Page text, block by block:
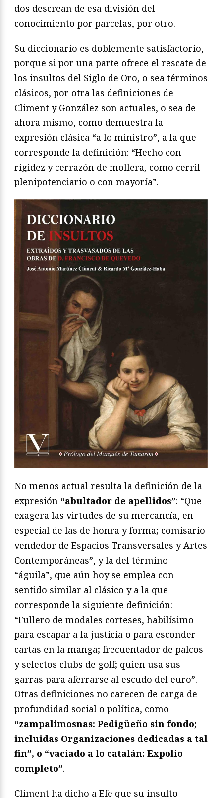
dos descrean de esa división del
conocimiento por parcelas, por otro.
Su diccionario es doblemente satisfactorio,
porque si por una parte ofrece el rescate de
los insultos del Siglo de Oro, o sea términos
clásicos, por otra las definiciones de
Climent y González son actuales, o sea de
ahora mismo, como demuestra la
expresión clásica “a lo ministro”, a la que
corresponde la definición: “Hecho con
rigidez y cerrazón de mollera, como cerril
plenipotenciario o con mayoría”.
No menos actual resulta la definición de la
expresión “abultador de apellidos”: “Que
exagera las virtudes de su mercancía, en
especial de las de honra y forma; comisario
vendedor de Espacios Transversales y Artes
Contemporáneas”, y la del término
“águila”, que aún hoy se emplea con
sentido similar al clásico y a la que
corresponde la siguiente definición:
“Fullero de modales corteses, habilísimo
para escapar a la justicia o para esconder
cartas en la manga; frecuentador de palcos
y selectos clubs de golf; quien usa sus
garras para aferrarse al escudo del euro”.
Otras definiciones no carecen de carga de
profundidad social o política, como
“zampalimosnas: Pedigüeño sin fondo;
incluidas Organizaciones dedicadas a tal
fin”, o “vaciado a lo catalán: Expolio
completo”.
Climent ha dicho a Efe que su insulto